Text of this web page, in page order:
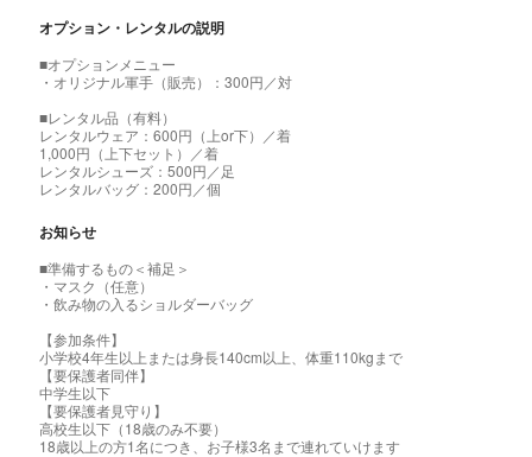
オプション・レンタルの説明
■オプションメニュー
・オリジナル軍手（販売）：300円／対
■レンタル品（有料）
レンタルウェア：600円（上or下）／着
1,000円（上下セット）／着
レンタルシューズ：500円／足
レンタルバッグ：200円／個
お知らせ
■準備するもの＜補足＞
・マスク（任意）
・飲み物の入るショルダーバッグ
【参加条件】
小学校4年生以上または身長140cm以上、体重110kgまで
【要保護者同伴】
中学生以下
【要保護者見守り】
高校生以下（18歳のみ不要）
18歳以上の方1名につき、お子様3名まで連れていけます